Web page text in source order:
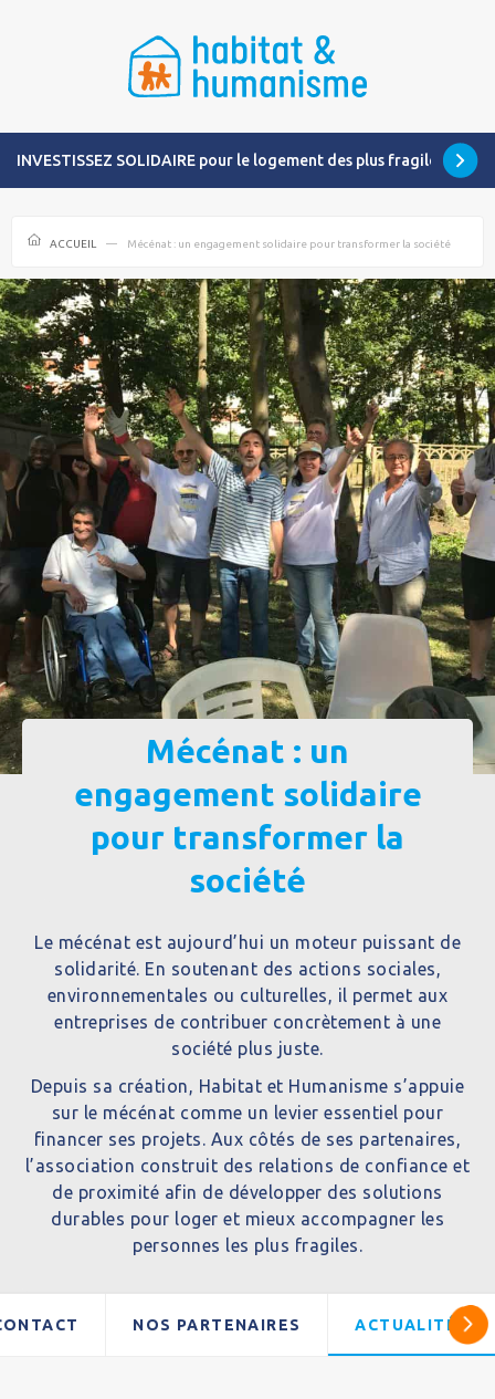
INVESTISSEZ SOLIDAIRE pour le logement des plus fragiles
ACCUEIL Mécénat : un engagement solidaire pour transformer la société
Mécénat : un
engagement solidaire
pour transformer la
société
Le mécénat est aujourd’hui un moteur puissant de
solidarité. En soutenant des actions sociales,
environnementales ou culturelles, il permet aux
entreprises de contribuer concrètement à une
société plus juste.
Depuis sa création, Habitat et Humanisme s’appuie
sur le mécénat comme un levier essentiel pour
financer ses projets. Aux côtés de ses partenaires,
l’association construit des relations de confiance et
de proximité afin de développer des solutions
durables pour loger et mieux accompagner les
personnes les plus fragiles.
NOS PARTENAIRES ACTUALITÉS